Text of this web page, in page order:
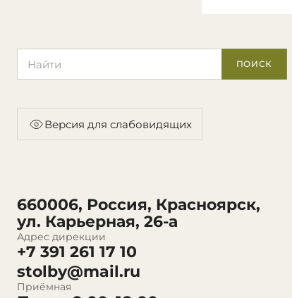
ПОИСК
Версия для слабовидящих
660006, Россия, Красноярск,
ул. Карьерная, 26-а
Адрес дирекции
+7 391 261 17 10
stolby@mail.ru
Приёмная